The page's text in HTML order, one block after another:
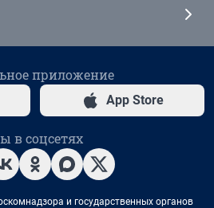
приложение
App Store
в соцсетях
и государственных органов